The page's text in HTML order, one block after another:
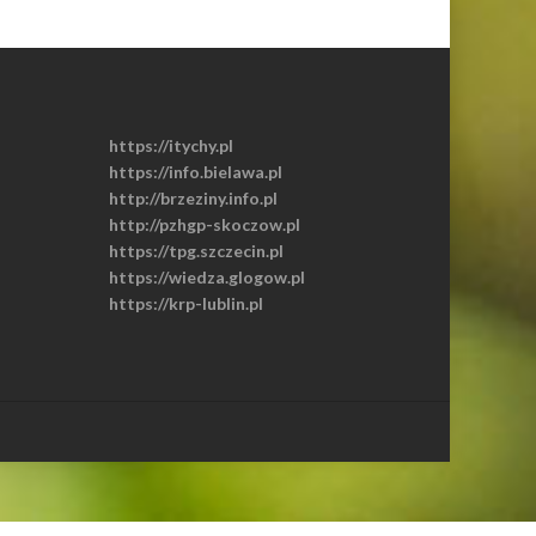
https://itychy.pl
https://info.bielawa.pl
http://brzeziny.info.pl
http://pzhgp-skoczow.pl
https://tpg.szczecin.pl
https://wiedza.glogow.pl
https://krp-lublin.pl